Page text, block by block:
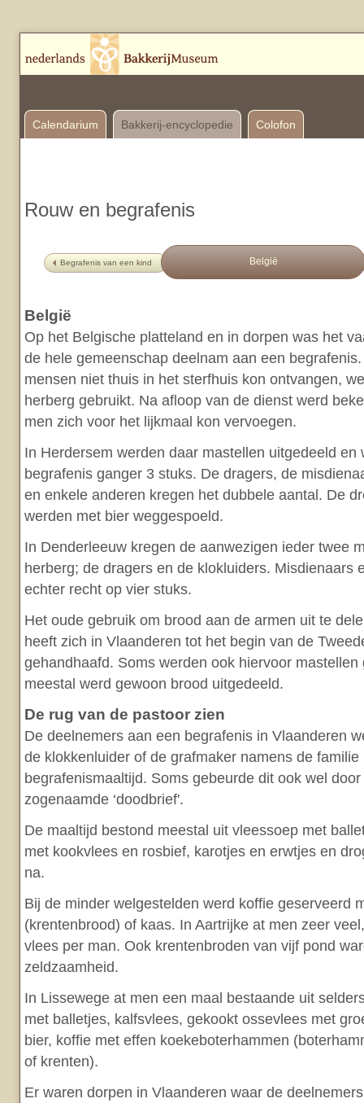
Calendarium Bakkerij-encyclopedie Colofon
Rouw en begrafenis
Begrafenis van een kind België
België
Op het Belgische platteland en in dorpen was het
de hele gemeenschap deelnam aan een
mensen niet thuis in het sterfhuis kon ontvangen,
herberg gebruikt. Na afloop van de dienst werd
men zich voor het lijkmaal kon vervoegen.
In Herdersem werden daar mastellen uitgedeeld en
begrafenis ganger 3 stuks. De dragers, de
en enkele anderen kregen het dubbele aantal. De
werden met bier weggespoeld.
In Denderleeuw kregen de aanwezigen ieder twee
herberg; de dragers en de klokluiders. Misdienaars
echter recht op vier stuks.
Het oude gebruik om brood aan de armen uit te
heeft zich in Vlaanderen tot het begin van de
gehandhaafd. Soms werden ook hiervoor mastellen
meestal werd gewoon brood uitgedeeld.
De rug van de pastoor zien
De deelnemers aan een begrafenis in Vlaanderen
de klokkenluider of de grafmaker namens de
begrafenismaaltijd. Soms gebeurde dit ook wel
zogenaamde ‘doodbrief'.
De maaltijd bestond meestal uit vleessoep met
met kookvlees en rosbief, karotjes en erwtjes en
na.
Bij de minder welgestelden werd koffie geserveerd
(krentenbrood) of kaas. In Aartrijke at men zeer
vlees per man. Ook krentenbroden van vijf pond
zeldzaamheid.
In Lissewege at men een maal bestaande uit
met balletjes, kalfsvlees, gekookt ossevlees met
bier, koffie met effen koekeboterhammen
of krenten).
Er waren dorpen in Vlaanderen waar de